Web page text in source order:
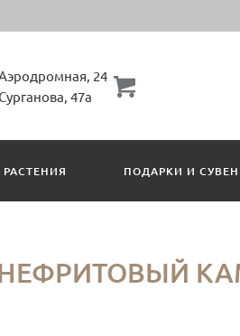
Аэродромная, 24
47а
ПОДАРКИ И